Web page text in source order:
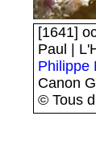
[1641]
Paul |
Philippe
Canon
© Tous